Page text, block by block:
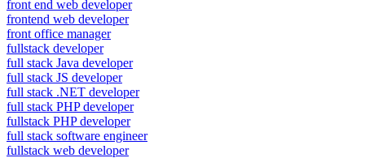
front end web developer
frontend web developer
front office manager
fullstack developer
full stack Java developer
full stack JS developer
full stack .NET developer
full stack PHP developer
fullstack PHP developer
full stack software engineer
fullstack web developer